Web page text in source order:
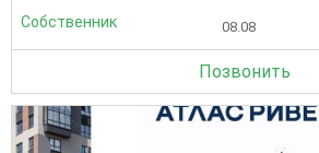
Собственник 08.08
Позвонить